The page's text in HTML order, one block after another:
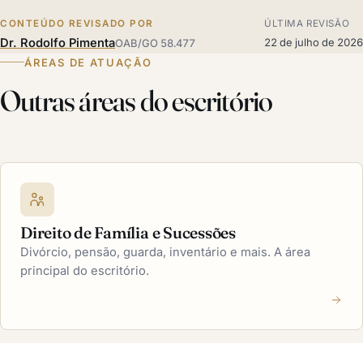
CONTEÚDO REVISADO POR
Dr. Rodolfo PimentaOAB/GO 58.477
ÚLTIMA REVISÃO
22 de julho de 2026
ÁREAS DE ATUAÇÃO
Outras áreas do escritório
Direito de Família e Sucessões
Divórcio, pensão, guarda, inventário e mais. A área
principal do escritório.